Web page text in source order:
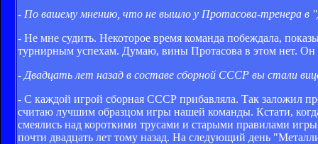
- По вашему мнению, что не вышло у Протасова-тренера в
- Не мне судить. Некоторое время команда побеждала,
турнирным успехам. Думаю, вины Протасова в этом нет. Он
- Двадцать лет назад в составе сборной СССР вы стали
- С каждой игрой сборная СССР прибавляла. Так заложил
считаю лучшим образцом игры нашей команды. Кстати,
смеялись над короткими трусами и старыми правилами
почти двадцать лет тому назад. На следующий день